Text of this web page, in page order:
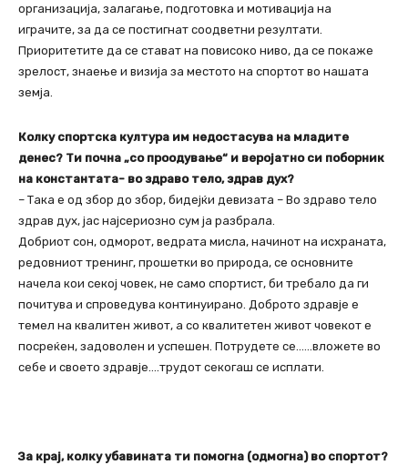
организација, залагање, подготовка и мотивација на
играчите, за да се постигнат соодветни резултати.
Приоритетите да се стават на повисоко ниво, да се покаже
зрелост, знаење и визија за местото на спортот во нашата
земја.
Колку спортска култура им недостасува на младите
денес? Ти почна „со проодување“ и веројатно си поборник
на константата- во здраво тело, здрав дух?
– Така е од збор до збор, бидејќи девизата – Во здраво тело
здрав дух, јас најсериозно сум ја разбрала.
Добриот сон, одморот, ведрата мисла, начинот на исхраната,
редовниот тренинг, прошетки во природа, се основните
начела кои секој човек, не само спортист, би требало да ги
почитува и спроведува континуирано. Доброто здравје е
темел на квалитен живот, а со квалитетен живот човекот е
посреќен, задоволен и успешен. Потрудете се……вложете во
себе и своето здравје….трудот секогаш се исплати.
За крај, колку убавината ти помогна (одмогна) во спортот?